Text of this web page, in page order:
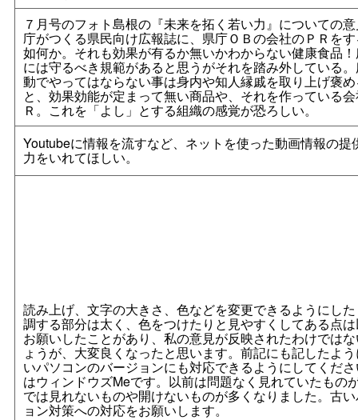
７月号のフォト島根の『未来を拓く若い力』についての
庁がつくる県民向け広報誌に、県庁ＯＢの会社のＰＲを
如何か。それも効果が有るか無いかわからない健康食品
には守るべき規範があると思うがそれを踏み外している
動でやってはならない事は身内や知人縁戚を取り上げ褒
と、効果効能が定まって無い商品や、それを作っている
Ｒ。これを「よし」とする組織の感覚が恐ろしい。
Youtubeに情報を流すなど、ネットを使った動画情報の提
力をいれてほしい。
読み上げ、文字の大きさ、色などを変更できるようにし
調する部分は太く、色をつけたりと見やすくしてある点
お願いしたことがあり、私の意見が反映されたわけでは
ょうが、大変良くなったと思います。前記にも記したよ
いパソコンのバージョンにも対応できるようにしてくだ
はウィンドウズMeです。以前は問題なく見れていたもの
では見れないものや開けないものが多くなりました。古
ョン対策への対応をお願いします。